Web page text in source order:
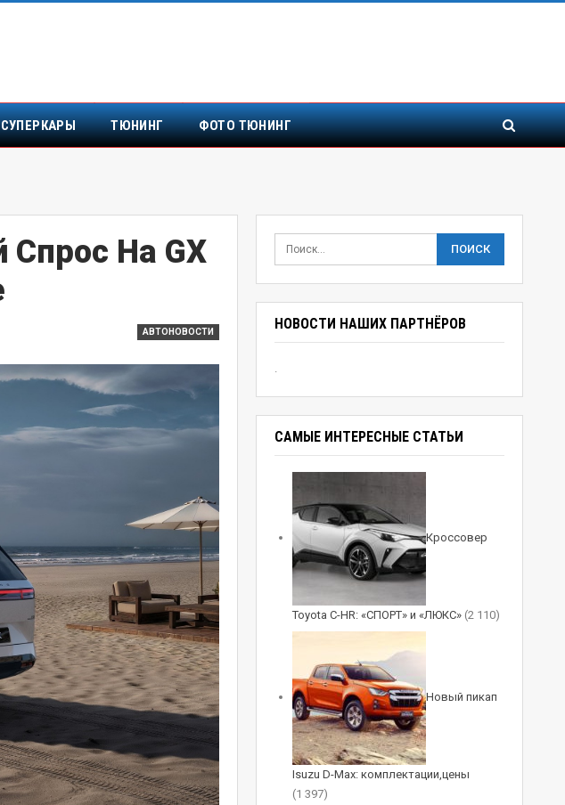
СУПЕРКАРЫ ТЮНИНГ ФОТО ТЮНИНГ
На GX
АВТОНОВОСТИ НОВОСТИ НАШИХ ПАРТНЁРОВ
.
САМЫЕ ИНТЕРЕСНЫЕ СТАТЬИ
Кроссовер
Toyota C-HR: «СПОРТ» и «ЛЮКС» (2 110)
Новый пикап
Isuzu D-Max: комплектации,цены
(1 397)